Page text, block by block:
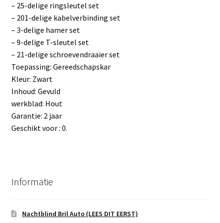
– 25-delige ringsleutel set
– 201-delige kabelverbinding set
– 3-delige hamer set
– 9-delige T-sleutel set
– 21-delige schroevendraaier set
Toepassing: Gereedschapskar
Kleur: Zwart
Inhoud: Gevuld
werkblad: Hout
Garantie: 2 jaar
Geschikt voor : 0.
Informatie
Nachtblind Bril Auto (LEES DIT EERST)